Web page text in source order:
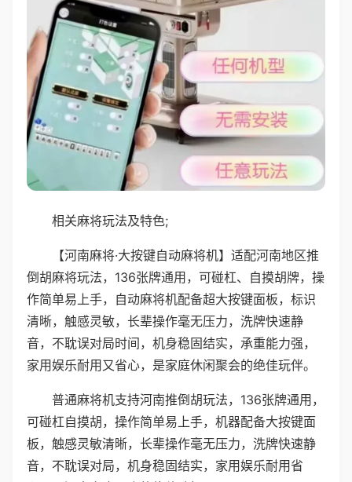
相关麻将玩法及特色;
【河南麻将·大按键自动麻将机】适配河南地区推
倒胡麻将玩法，136张牌通用，可碰杠、自摸胡牌，操
作简单易上手，自动麻将机配备超大按键面板，标识
清晰，触感灵敏，长辈操作毫无压力，洗牌快速静
音，不耽误对局时间，机身稳固结实，承重能力强，
家用娱乐耐用又省心，是家庭休闲聚会的绝佳玩伴。
普通麻将机支持河南推倒胡玩法，136张牌通用，
可碰杠自摸胡，操作简单易上手，机器配备大按键面
板，触感灵敏清晰，长辈操作毫无压力，洗牌快速静
音，不耽误对局，机身稳固结实，家用娱乐耐用省